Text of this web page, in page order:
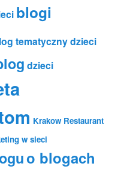
blogi
tematyczny dzieci
dzieci
Krakow Restaurant
w sieci
o blogach